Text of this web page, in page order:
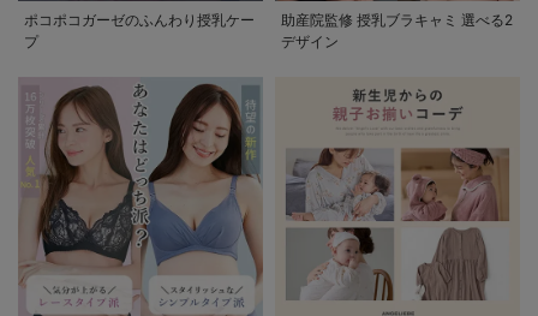
ポコポコガーゼのふんわり授乳ケー
プ
助産院監修 授乳ブラキャミ 選べる2
デザイン